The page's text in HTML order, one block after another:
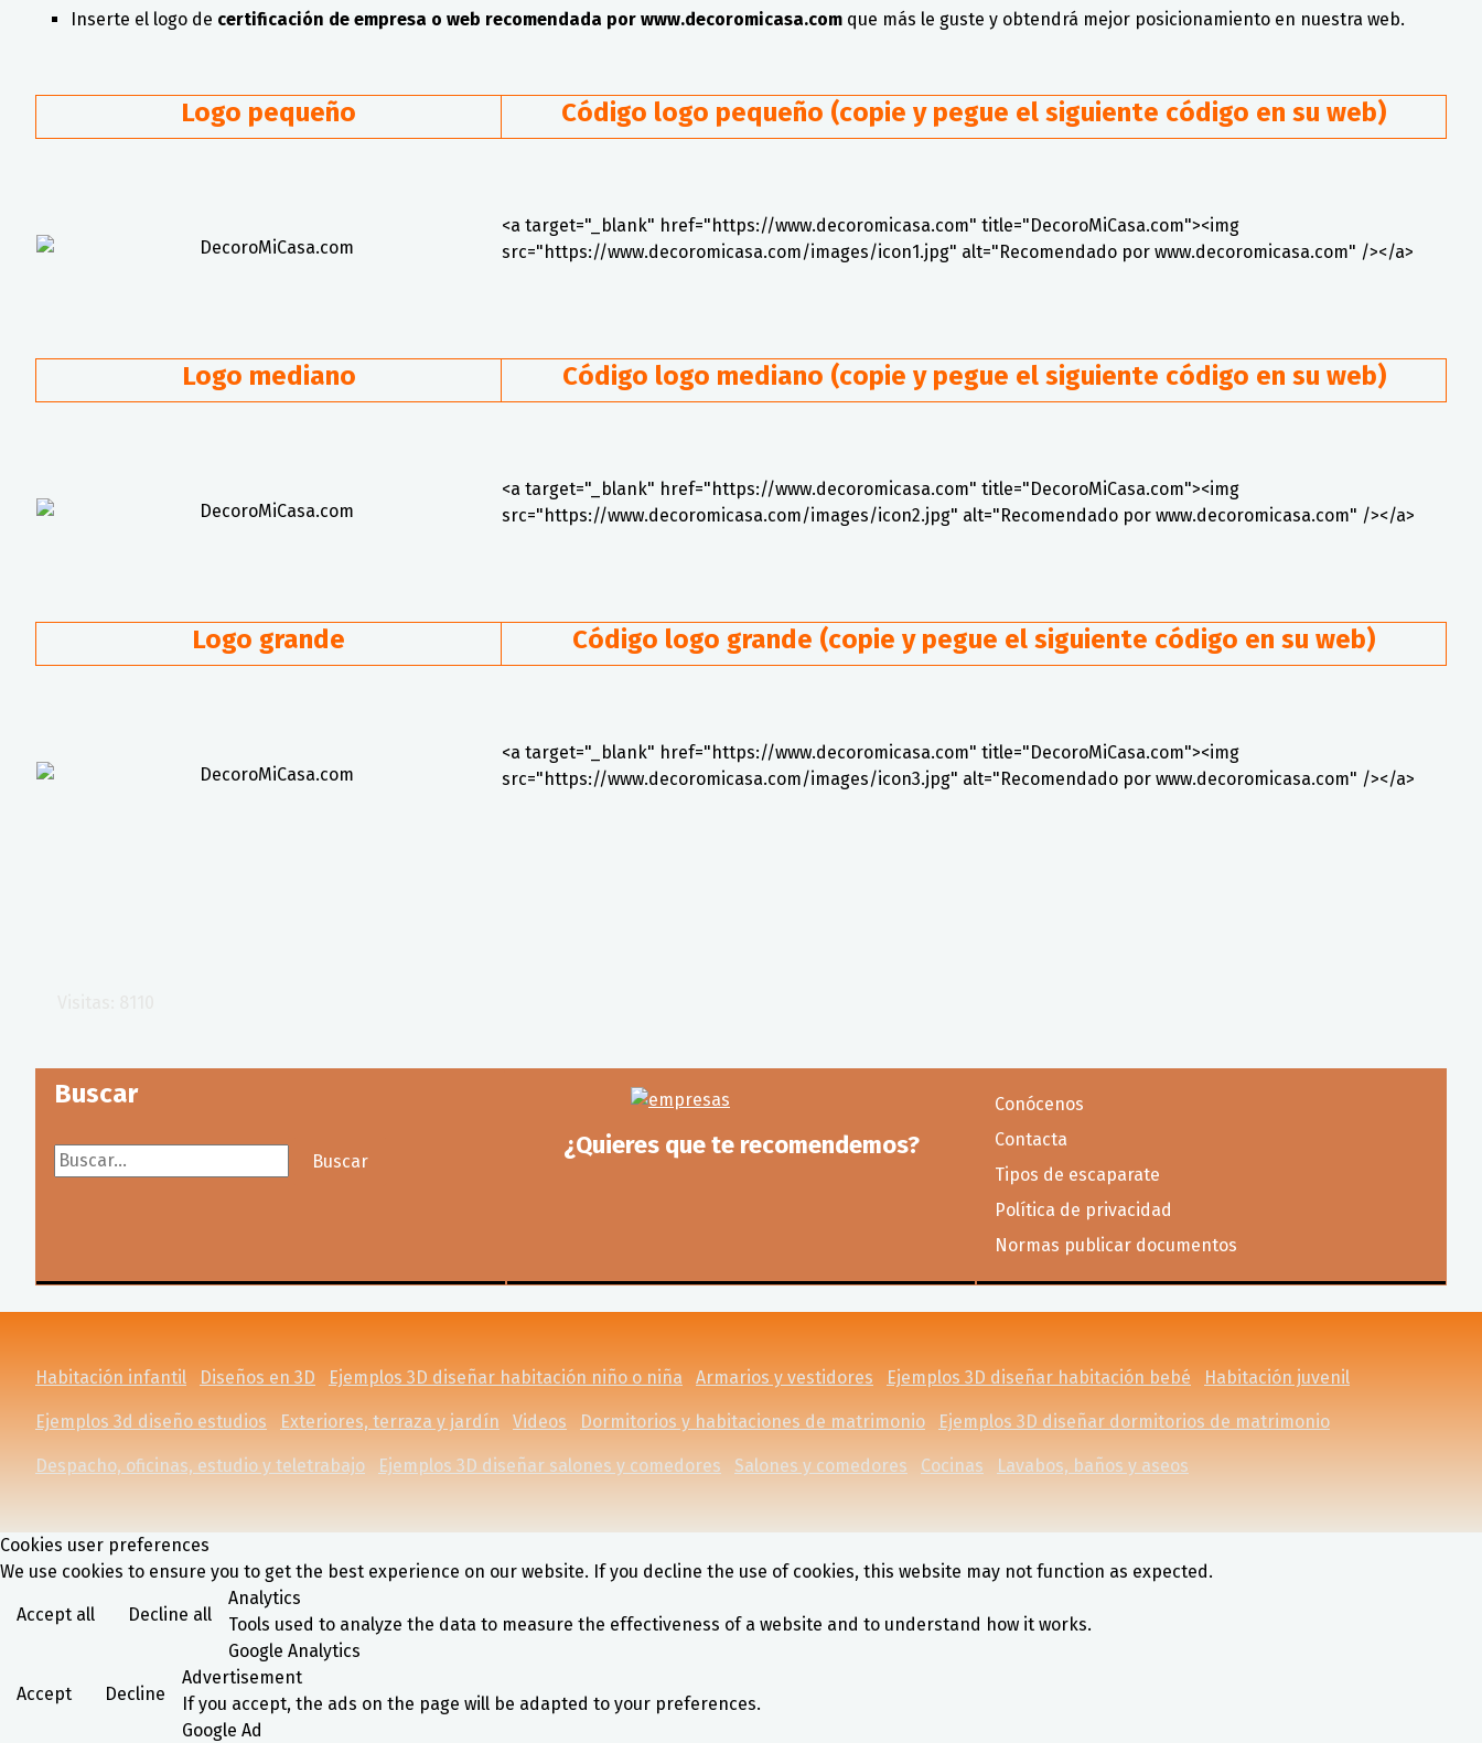
Inserte el logo de certificación de empresa o web recomendada por www.decoromicasa.com que más le guste y obtendrá mejor posicionamiento en nuestra web.
Logo pequeño Código logo pequeño (copie y pegue el siguiente código en su web)
<a target="_blank" href="https://www.decoromicasa.com" title="DecoroMiCasa.com"><img
src="https://www.decoromicasa.com/images/icon1.jpg" alt="Recomendado por www.decoromicasa.com" /></a>
Logo mediano Código logo mediano (copie y pegue el siguiente código en su web)
<a target="_blank" href="https://www.decoromicasa.com" title="DecoroMiCasa.com"><img
src="https://www.decoromicasa.com/images/icon2.jpg" alt="Recomendado por www.decoromicasa.com" /></a>
Logo grande Código logo grande (copie y pegue el siguiente código en su web)
<a target="_blank" href="https://www.decoromicasa.com" title="DecoroMiCasa.com"><img
src="https://www.decoromicasa.com/images/icon3.jpg" alt="Recomendado por www.decoromicasa.com" /></a>
Buscar
Buscar...
Buscar
¿Quieres que te recomendemos?
Conócenos
Contacta
Tipos de escaparate
Política de privacidad
Normas publicar documentos
Habitación infantil Diseños en 3D Ejemplos 3D diseñar habitación niño o niña Armarios y vestidores Ejemplos 3D diseñar habitación bebé Habitación juvenil
Ejemplos 3d diseño estudios Exteriores, terraza y jardín Videos Dormitorios y habitaciones de matrimonio Ejemplos 3D diseñar dormitorios de matrimonio
Despacho, oficinas, estudio y teletrabajo Ejemplos 3D diseñar salones y comedores Salones y comedores Cocinas Lavabos, baños y aseos
Cookies user preferences
We use cookies to ensure you to get the best experience on our website. If you decline the use of cookies, this website may not function as expected.
Accept all Decline all
Analytics
Tools used to analyze the data to measure the effectiveness of a website and to understand how it works.
Google Analytics
Accept Decline
Advertisement
If you accept, the ads on the page will be adapted to your preferences.
Google Ad